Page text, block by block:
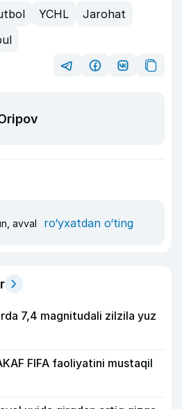
YCHL
Jarohat
avval ro‘yxatdan o‘ting
7,4 magnitudali zilzila yuz
FIFA faoliyatini mustaqil